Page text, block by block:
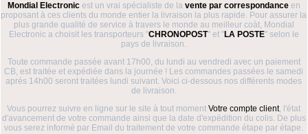
Mondial Electronicest un vrai spécialiste de la vente par correspondanceen
proposant à ces clients du monde entier la livraison la plus rapide. Pour assurer la
plus grande qualité de service à travers le monde au meilleur coàt, Mondial
Electronic a choisit les transporteurs "CHRONOPOST" et "LA POSTE" selon le
pays de livraison.
Toute commande passée avant 17h00, du lundi au vendredi avec un paiement
CB, est traitée et expédiée dans la journée ! Les commandes passées le samedi
aprés 14h00 seront traitées lundi suivant. Voici ci-dessous nos différents modes
de livraison.
Vous pourrez suivre en ligne sur le site à tout momentVotre compte client, l'état
d'avancement de votre commande ainsi que la date d'expédition du colis. De plus
vous serez informé par Email du traitement de votre commande étape par étape.